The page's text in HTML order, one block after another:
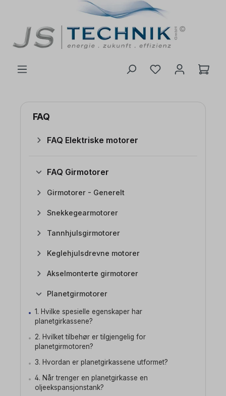
FAQ
FAQ Elektriske motorer
FAQ Girmotorer
Girmotorer - Generelt
Snekkegearmotorer
Tannhjulsgirmotorer
Keglehjulsdrevne motorer
Akselmonterte girmotorer
Planetgirmotorer
1. Hvilke spesielle egenskaper har
planetgirkassene?
2. Hvilket tilbehør er tilgjengelig for
planetgirmotoren?
3. Hvordan er planetgirkassene utformet?
4. Når trenger en planetgirkasse en
oljeekspansjonstank?